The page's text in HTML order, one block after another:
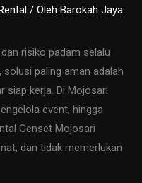
/ OlehBarokah Jaya
risiko padam selalu
paling aman adalah
siap kerja. Di Mojosari
event, hingga
Genset Mojosari
dan tidak memerlukan